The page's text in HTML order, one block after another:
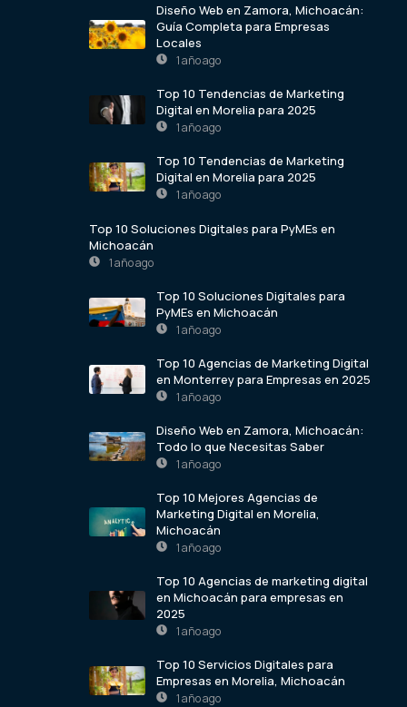
Diseño Web en Zamora, Michoacán:
Guía Completa para Empresas
Locales
1 año ago
Top 10 Tendencias de Marketing
Digital en Morelia para 2025
1 año ago
Top 10 Tendencias de Marketing
Digital en Morelia para 2025
1 año ago
Top 10 Soluciones Digitales para PyMEs en
Michoacán
1 año ago
Top 10 Soluciones Digitales para
PyMEs en Michoacán
1 año ago
Top 10 Agencias de Marketing Digital
en Monterrey para Empresas en 2025
1 año ago
Diseño Web en Zamora, Michoacán:
Todo lo que Necesitas Saber
1 año ago
Top 10 Mejores Agencias de
Marketing Digital en Morelia,
Michoacán
1 año ago
Top 10 Agencias de marketing digital
en Michoacán para empresas en
2025
1 año ago
Top 10 Servicios Digitales para
Empresas en Morelia, Michoacán
1 año ago